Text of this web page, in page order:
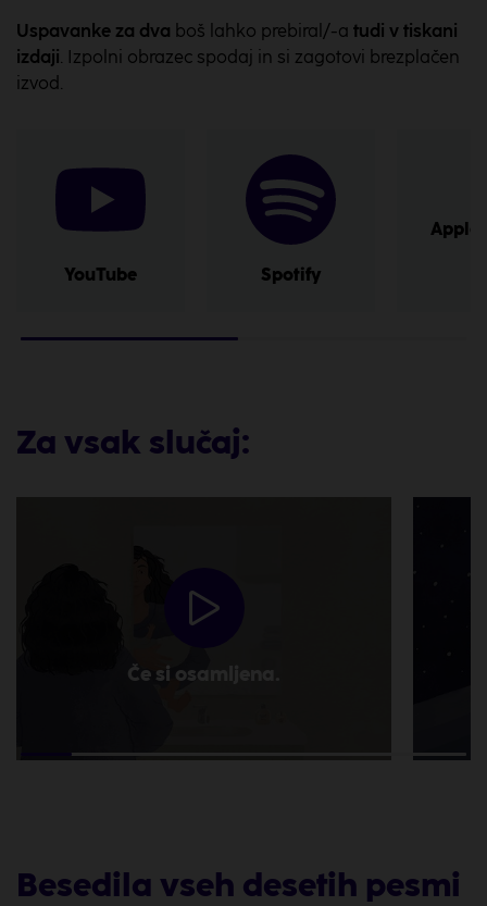
Uspavanke za dva boš lahko prebiral/-a tudi v tiskani
izdaji. Izpolni obrazec spodaj in si zagotovi brezplačen
izvod.
YouTube Spotify
Apple
Za vsak slučaj:
Če si osamljena.
Besedila vseh desetih pesmi